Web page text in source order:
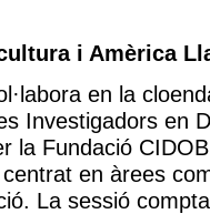
i Amèrica
en la
Investigadors en
la Fundació
en àrees
La sessió